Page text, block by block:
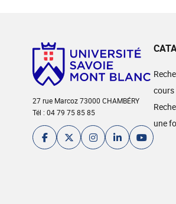
27 rue Marcoz 73000 CHAMBÉRY
Tél : 04 79 75 85 85
cours
une